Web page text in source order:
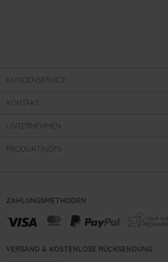
KUNDENSERVICE
KONTAKT
UNTERNEHMEN
PRODUKTINOFS
ZAHLUNGSMETHODEN
VERSAND & KOSTENLOSE RÜCKSENDUNG